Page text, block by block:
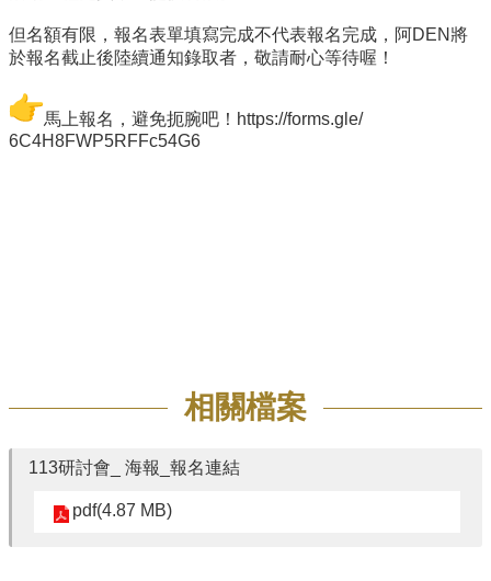
新
消
但名額有限，報名表單填寫完成不代表報名完成， 阿DEN將
於報名截止後陸續通知錄取者，敬請耐心等待喔！
馬上報名，避免扼腕吧！ https://forms.gle/
6C4H8FWP5RFFc54G6
相關檔案
113研討會_ 海報_報名連結
pdf(4.87 MB)